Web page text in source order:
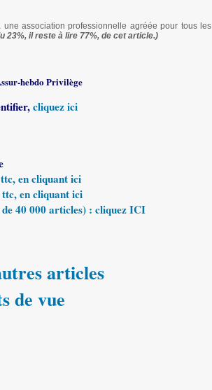
association professionnelle agréée pour tous les
23%, il reste à lire 77%, de cet article.)
hebdo Privilège
cliquez ici
en cliquant ici
en cliquant ici
de 40 000 articles) : cliquez ICI
articles
de vue